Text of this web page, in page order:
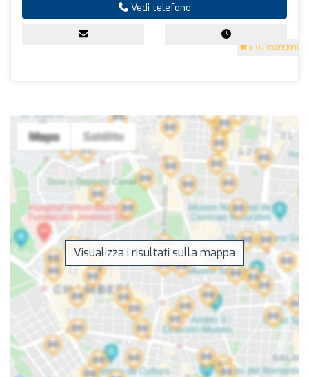
5 (17 recensioni)
Vedi telefono
Visualizza i risultati sulla mappa